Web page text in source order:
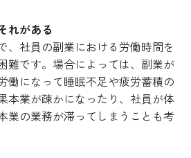
れがある
、社員の副業における労働時間を
難です。場合によっては、副業が
働になって睡眠不足や疲労蓄積の
本業が疎かになったり、社員が体
業の業務が滞ってしまうことも考